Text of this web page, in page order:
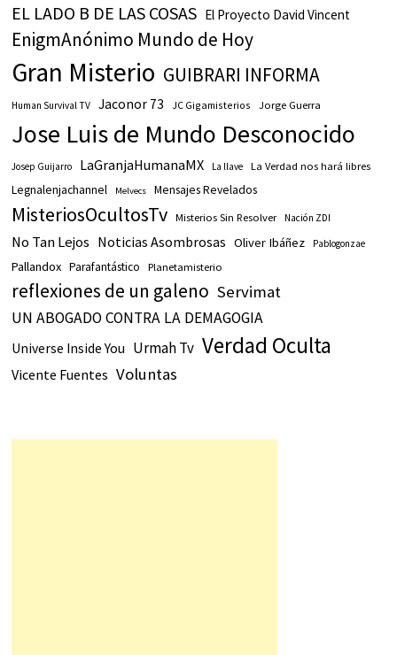
EL LADO B DE LAS COSAS El Proyecto David Vincent
EnigmAnónimo Mundo de Hoy
Gran Misterio GUIBRARI INFORMA
Human Survival TV Jaconor 73 JC Gigamisterios Jorge Guerra
Jose Luis de Mundo Desconocido
Josep Guijarro LaGranjaHumanaMX La llave La Verdad nos hará libres
Legnalenjachannel Melvecs Mensajes Revelados
MisteriosOcultosTv Misterios Sin Resolver Nación ZDI
No Tan Lejos Noticias Asombrosas Oliver Ibáñez Pablogonzae
Pallandox Parafantástico Planetamisterio
reflexiones de un galeno Servimat
UN ABOGADO CONTRA LA DEMAGOGIA
Universe Inside You Urmah Tv Verdad Oculta
Vicente Fuentes Voluntas